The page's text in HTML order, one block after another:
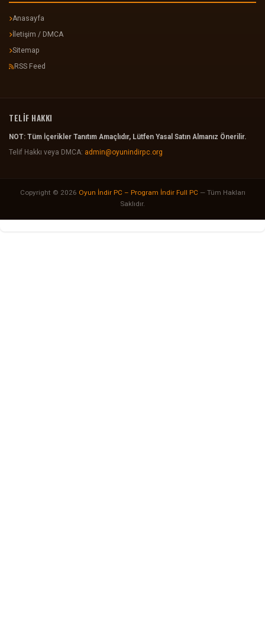
Anasayfa
İletişim / DMCA
Sitemap
RSS Feed
TELİF HAKKI
NOT: Tüm İçerikler Tanıtım Amaçlıdır, Lütfen Yasal Satın Almanız Önerilir.
Telif Hakkı veya DMCA: admin@oyunindirpc.org
Copyright © 2026 Oyun İndir PC – Program İndir Full PC — Tüm Hakları
Saklıdır.